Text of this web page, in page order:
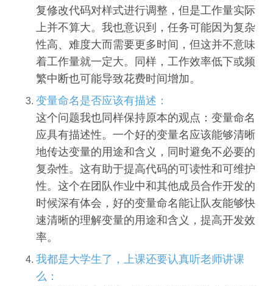
复修改代码对样式进行调整，但是工作量实际
上并不算大。我也意识到，任务可能因为复杂
性高、难度大而需要更多时间，但这并不意味
着工作量就一定大。同样，工作效率低下或频
繁中断也可能导致花费时间增加。
变量命名是否应该有描述：
这个问题我也同样保持原本的观点：变量命名
应具有描述性。一个好的变量名应该能够清晰
地传达变量的用途和含义，同时避免不必要的
复杂性。这有助于提高代码的可读性和可维护
性。这个在团队作业中和其他成员合作开发的
时候深有体会，好的变量命名能让队友能够快
速清晰的理解变量的用途和含义，提高开发效
率。
我都是大学生了，上课还要认真听老师讲课
么：